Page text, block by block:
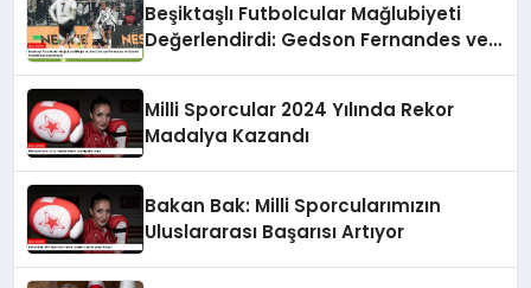
Beşiktaşlı Futbolcular Mağlubiyeti
Değerlendirdi: Gedson Fernandes ve
Milli Sporcular 2024 Yılında Rekor
Madalya Kazandı
Bakan Bak: Milli Sporcularımızın
Uluslararası Başarısı Artıyor